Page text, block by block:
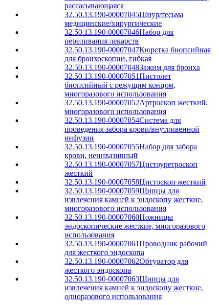
рассасывающаяся
32.50.13.190-00007045Шнур/тесьма
медицинские/хирургические
32.50.13.190-00007046Набор для
переливания лекарств
32.50.13.190-00007047Кюретка биопсийная
для бронхоскопии, гибкая
32.50.13.190-00007048Зажим для бронха
32.50.13.190-00007051Пистолет
биопсийный с режущим концом,
многоразового использования
32.50.13.190-00007052Артроскоп жесткий,
многоразового использования
32.50.13.190-00007054Система для
проведения забора крови/внутривенной
инфузии
32.50.13.190-00007055Набор для забора
крови, неинвазивный
32.50.13.190-00007057Цистоуретроскоп
жесткий
32.50.13.190-00007058Цистоскоп жесткий
32.50.13.190-00007059Щипцы для
извлечения камней к эндоскопу жесткие,
многоразового использования
32.50.13.190-00007060Ножницы
эндоскопические жесткие, многоразового
использования
32.50.13.190-00007061Проводник рабочий
для жесткого эндоскопа
32.50.13.190-00007062Обтуратор для
жесткого эндоскопа
32.50.13.190-00007063Щипцы для
извлечения камней к эндоскопу жесткие,
одноразового использования